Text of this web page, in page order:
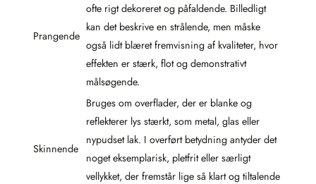
Prangende
ofte rigt dekoreret og påfaldende. Billedligt
kan det beskrive en strålende, men måske
også lidt blæret fremvisning af kvaliteter, hvor
effekten er stærk, flot og demonstrativt
målsøgende.
Skinnende
Bruges om overflader, der er blanke og
reflekterer lys stærkt, som metal, glas eller
nypudset lak. I overført betydning antyder det
noget eksemplarisk, pletfrit eller særligt
vellykket, der fremstår lige så klart og tiltalende